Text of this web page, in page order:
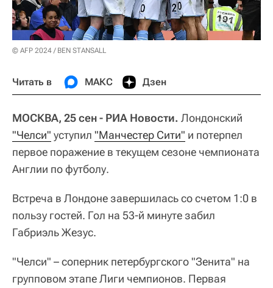
© AFP 2024 / BEN STANSALL
Читать в МАКС Дзен
МОСКВА, 25 сен - РИА Новости. Лондонский
"Челси" уступил "Манчестер Сити" и потерпел
первое поражение в текущем сезоне чемпионата
Англии по футболу.
Встреча в Лондоне завершилась со счетом 1:0 в
пользу гостей. Гол на 53-й минуте забил
Габриэль Жезус.
"Челси" – соперник петербургского "Зенита" на
групповом этапе Лиги чемпионов. Первая